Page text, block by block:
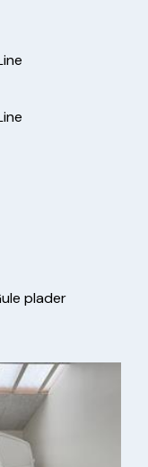
plader